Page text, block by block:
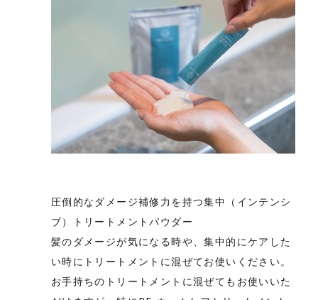
圧倒的なダメージ補修力を持つ集中（インテンシ
ブ）トリートメントパウダー
髪のダメージが気になる時や、集中的にケアした
い時にトリートメントに混ぜてお使いください。
お手持ちのトリートメントに混ぜてもお使いいた